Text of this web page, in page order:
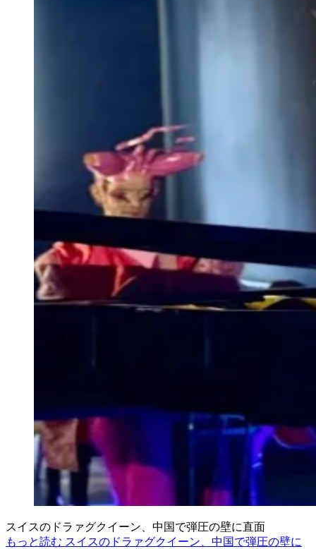
スイスのドラァグクイーン、中国で弾圧の壁に直面
もっと読む スイスのドラァグクイーン、中国で弾圧の壁に